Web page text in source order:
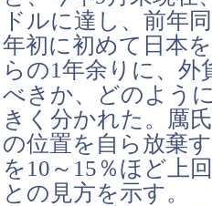
ドルに達し、前年
年初に初めて日本
らの1年余りに、
べきか、どのよう
きく分かれた。厲
の位置を自ら放棄
を10～15％ほど上
との見方を示す。